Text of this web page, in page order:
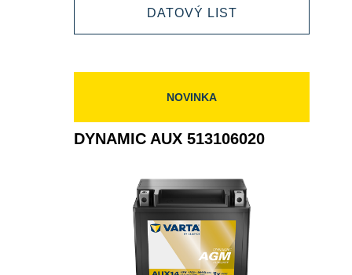
DATOVÝ LISTDYNAMIC
AUX
NOVINKA
DYNAMIC AUX 513106020